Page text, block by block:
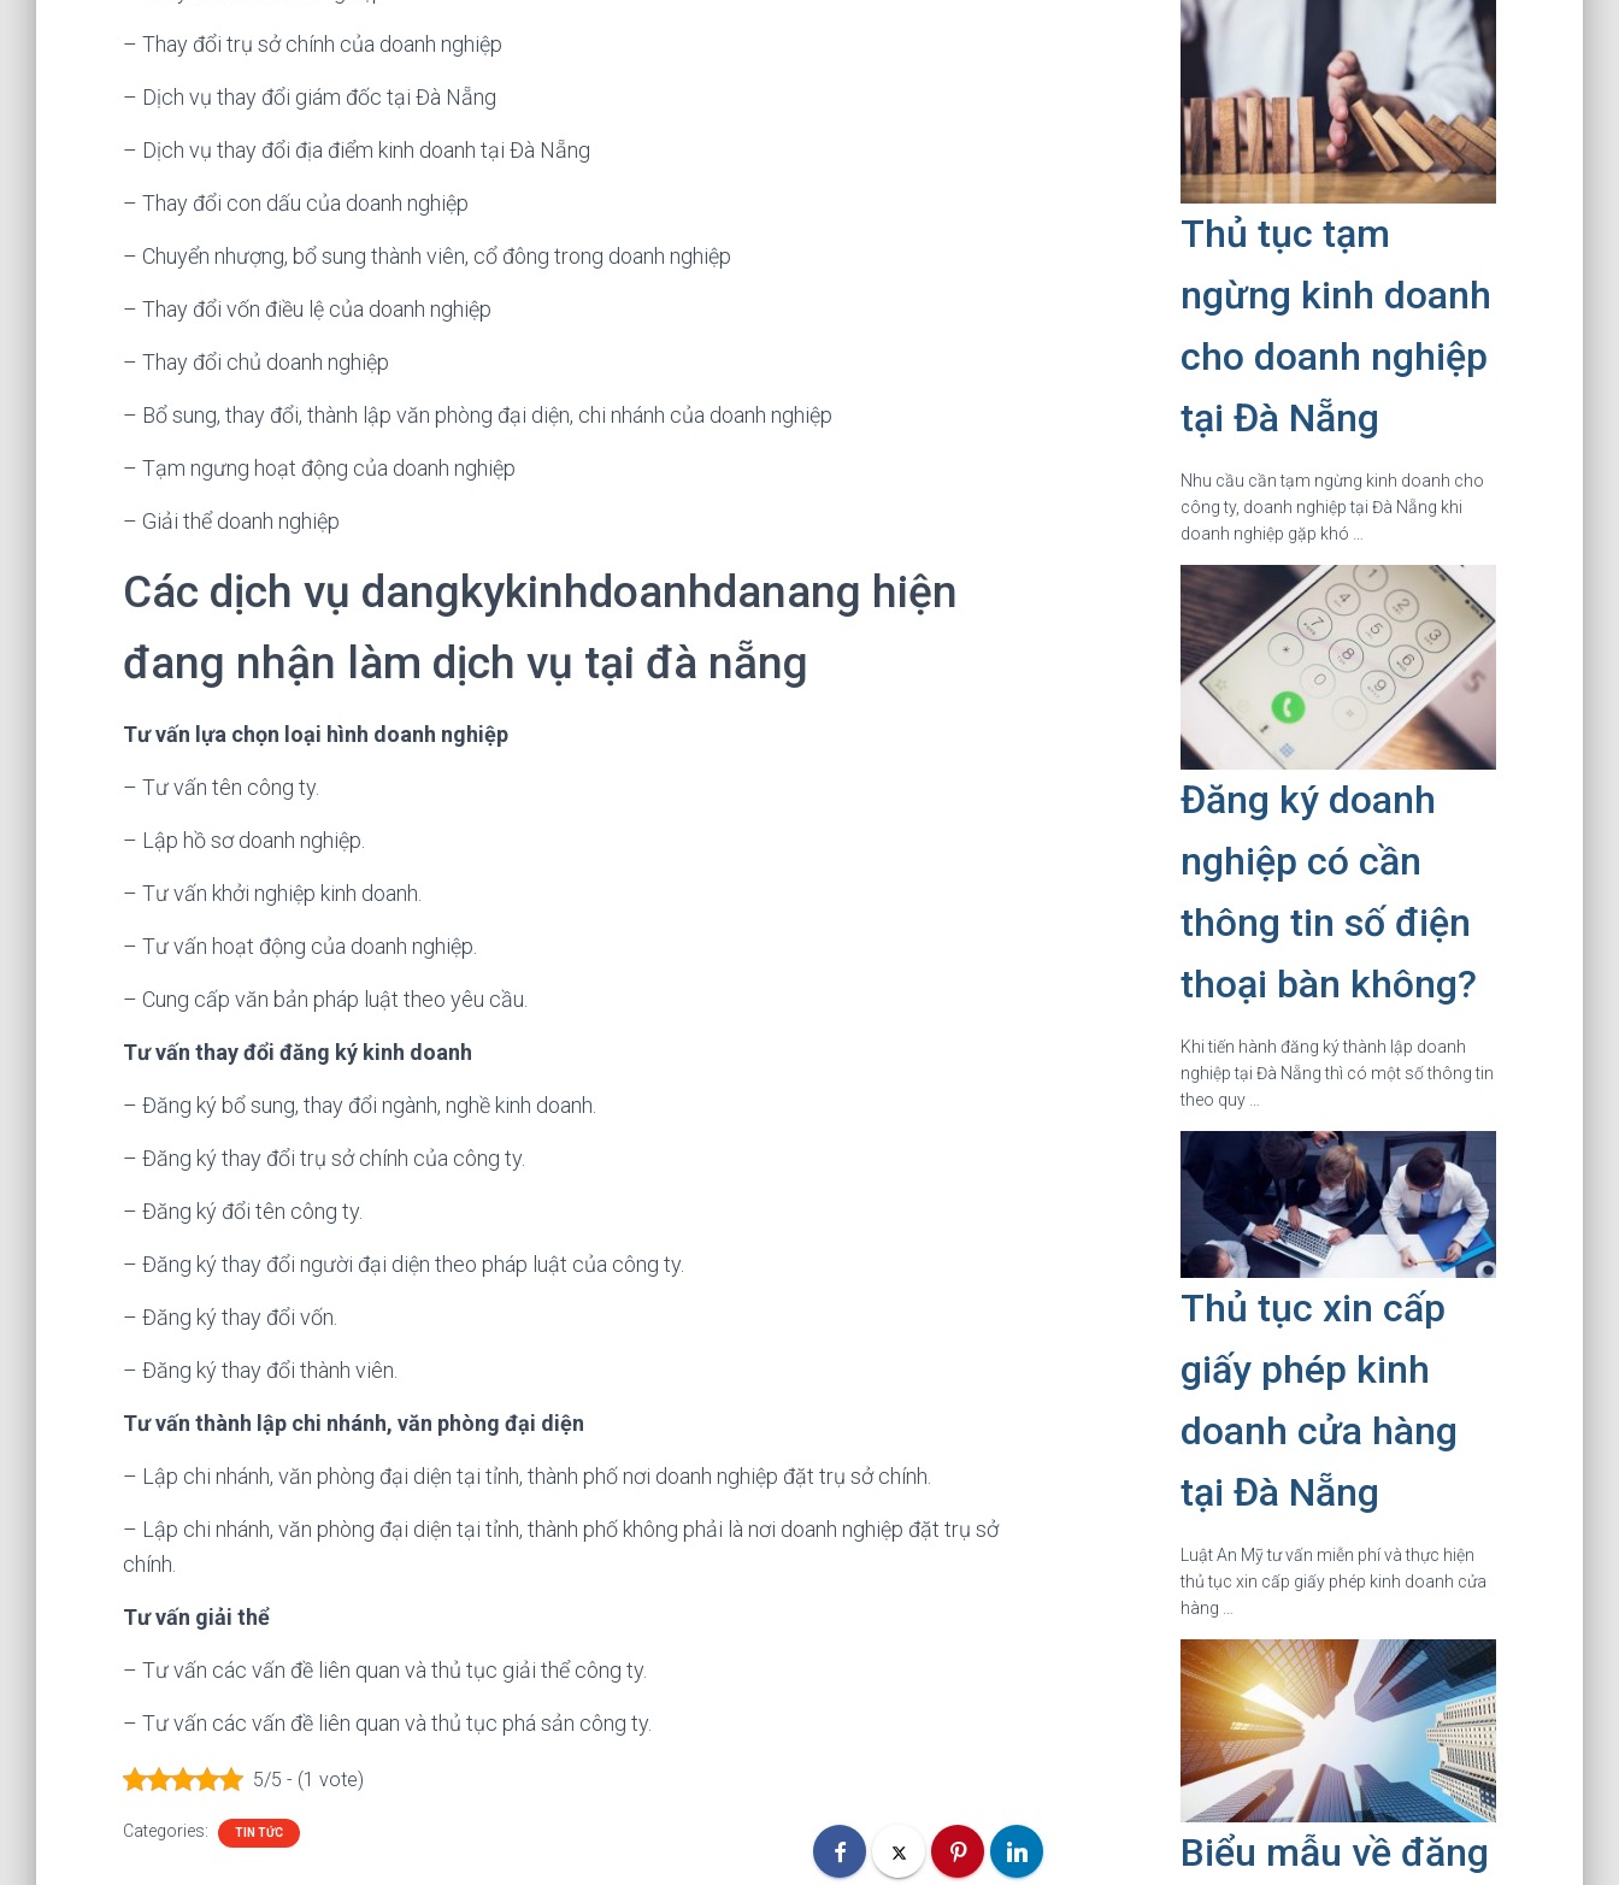
– Thay đổi trụ sở chính của doanh nghiệp
– Dịch vụ thay đổi giám đốc tại Đà Nẵng
– Dịch vụ thay đổi địa điểm kinh doanh tại Đà Nẵng
– Thay đổi con dấu của doanh nghiệp
– Chuyển nhượng, bổ sung thành viên, cổ đông trong doanh nghiệp
– Thay đổi vốn điều lệ của doanh nghiệp
– Thay đổi chủ doanh nghiệp
– Bổ sung, thay đổi, thành lập văn phòng đại diện, chi nhánh của doanh nghiệp
– Tạm ngưng hoạt động của doanh nghiệp
– Giải thể doanh nghiệp
Các dịch vụ dangkykinhdoanhdanang hiện
đang nhận làm dịch vụ tại đà nẵng
Tư vấn lựa chọn loại hình doanh nghiệp
– Tư vấn tên công ty.
– Lập hồ sơ doanh nghiệp.
– Tư vấn khởi nghiệp kinh doanh.
– Tư vấn hoạt động của doanh nghiệp.
– Cung cấp văn bản pháp luật theo yêu cầu.
Tư vấn thay đổi đăng ký kinh doanh
– Đăng ký bổ sung, thay đổi ngành, nghề kinh doanh.
– Đăng ký thay đổi trụ sở chính của công ty.
– Đăng ký đổi tên công ty.
– Đăng ký thay đổi người đại diện theo pháp luật của công ty.
– Đăng ký thay đổi vốn.
– Đăng ký thay đổi thành viên.
Tư vấn thành lập chi nhánh, văn phòng đại diện
– Lập chi nhánh, văn phòng đại diện tại tỉnh, thành phố nơi doanh nghiệp đặt trụ sở chính.
– Lập chi nhánh, văn phòng đại diện tại tỉnh, thành phố không phải là nơi doanh nghiệp đặt trụ sở
chính.
Tư vấn giải thể
– Tư vấn các vấn đề liên quan và thủ tục giải thể công ty.
– Tư vấn các vấn đề liên quan và thủ tục phá sản công ty.
5/5 - (1 vote)
Categories: TIN TỨC
Thủ tục tạm
ngừng kinh doanh
cho doanh nghiệp
tại Đà Nẵng
Nhu cầu cần tạm ngừng kinh doanh cho
công ty, doanh nghiệp tại Đà Nẵng khi
doanh nghiệp gặp khó …
Đăng ký doanh
nghiệp có cần
thông tin số điện
thoại bàn không?
Khi tiến hành đăng ký thành lập doanh
nghiệp tại Đà Nẵng thì có một số thông tin
theo quy …
Thủ tục xin cấp
giấy phép kinh
doanh cửa hàng
tại Đà Nẵng
Luật An Mỹ tư vấn miễn phí và thực hiện
thủ tục xin cấp giấy phép kinh doanh cửa
hàng …
Biểu mẫu về đăng